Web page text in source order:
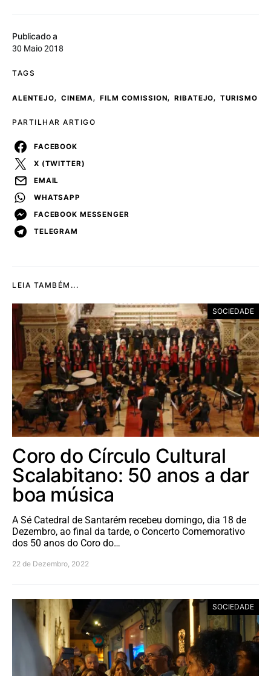
Publicado a
30 Maio 2018
TAGS
ALENTEJO, CINEMA, FILM COMISSION, RIBATEJO, TURISMO
PARTILHAR ARTIGO
FACEBOOK
X (TWITTER)
EMAIL
WHATSAPP
FACEBOOK MESSENGER
TELEGRAM
LEIA TAMBÉM...
SOCIEDADE
Coro do Círculo Cultural
Scalabitano: 50 anos a dar
boa música
A Sé Catedral de Santarém recebeu domingo, dia 18 de
Dezembro, ao final da tarde, o Concerto Comemorativo
dos 50 anos do Coro do…
22 de Dezembro, 2022
SOCIEDADE